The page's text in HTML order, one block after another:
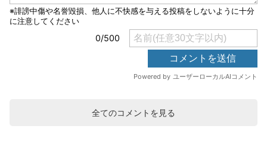
全てのコメントを見る